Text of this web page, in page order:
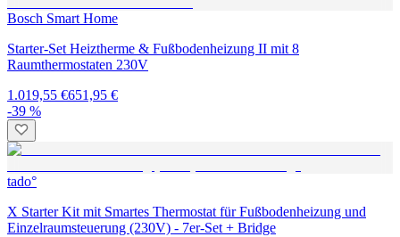
Bosch Smart Home
Starter-Set Heiztherme & Fußbodenheizung II mit 8
Raumthermostaten 230V
1.019,55 €651,95 €
-39 %
tado°
X Starter Kit mit Smartes Thermostat für Fußbodenheizung und
Einzelraumsteuerung (230V) - 7er-Set + Bridge